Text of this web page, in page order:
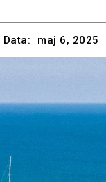
Data: maj 6, 2025